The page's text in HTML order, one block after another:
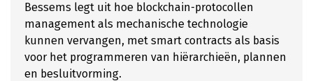
Bessems legt uit hoe blockchain-protocollen
management als mechanische technologie
kunnen vervangen, met smart contracts als basis
voor het programmeren van hiërarchieën, plannen
en besluitvorming.